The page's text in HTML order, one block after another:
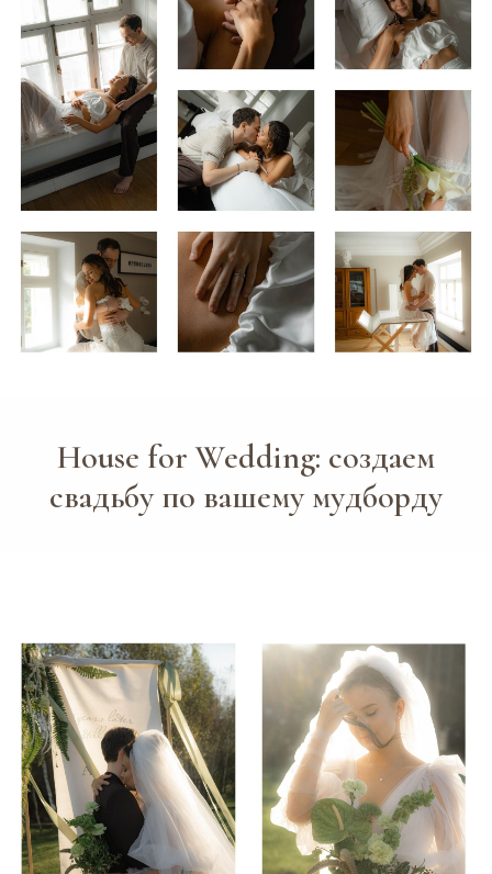
House for Wedding: создаем
свадьбу по вашему мудборду
Большой панорамный зал
Малый панорамный зал
Старинный особняк
Дом у реки с бас. и сауной
Дом у реки с баней и Фурако
Ботаника
Усадьба "Шелепаново"
Светлица
Wood House
Green House
Panorama Wedding House
Ryabina House
О НАС
Вопросы и ответы
Контакты
Блог
День рождения
Гендер-пати
Девичник/
Мальчишник
МЕРОПРИЯТИЯ
Свадьбы от 1 млн руб
© 2016—2026 Сайт сети свадебных площадок «House for
Wedding»
Сайт не является публичной офертой и носит
информационный характер.
Политика обработки персональных данных
74993508474
House_for_Wedding